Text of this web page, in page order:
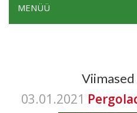
MENÜÜ
03.01.2021